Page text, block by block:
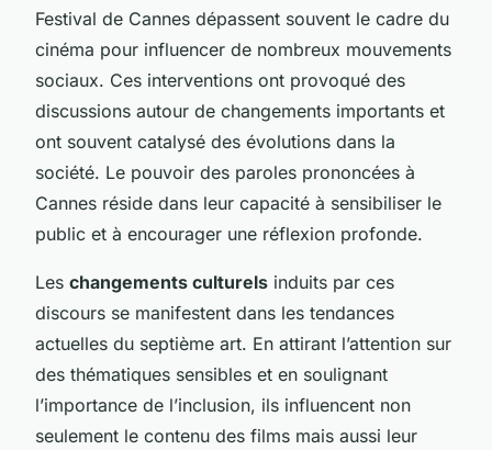
Festival de Cannes dépassent souvent le cadre du
cinéma pour influencer de nombreux mouvements
sociaux. Ces interventions ont provoqué des
discussions autour de changements importants et
ont souvent catalysé des évolutions dans la
société. Le pouvoir des paroles prononcées à
Cannes réside dans leur capacité à sensibiliser le
public et à encourager une réflexion profonde.
Les changements culturels induits par ces
discours se manifestent dans les tendances
actuelles du septième art. En attirant l’attention sur
des thématiques sensibles et en soulignant
l’importance de l’inclusion, ils influencent non
seulement le contenu des films mais aussi leur